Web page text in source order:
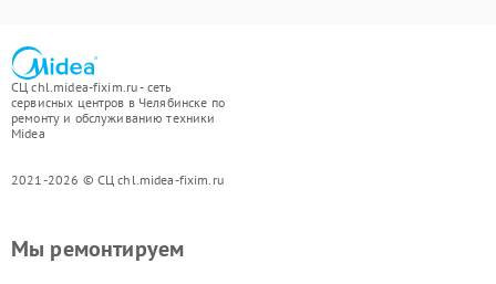
СЦ chl.midea-fixim.ru - сеть
сервисных центров в Челябинске по
ремонту и обслуживанию техники
Midea
2021-2026 © СЦ chl.midea-fixim.ru
Мы ремонтируем